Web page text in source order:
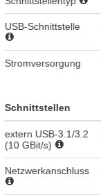
USB-Schnittstelle
Stromversorgung
Schnittstellen
extern USB-3.1/3.2
(10 GBit/s)
Netzwerkanschluss